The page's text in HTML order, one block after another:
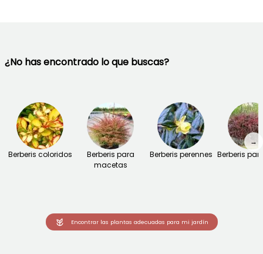
¿No has encontrado lo que buscas?
Berberis coloridos
Berberis para
macetas
Berberis perennes Berberis
→
Encontrar las plantas adecuadas para mi jardín